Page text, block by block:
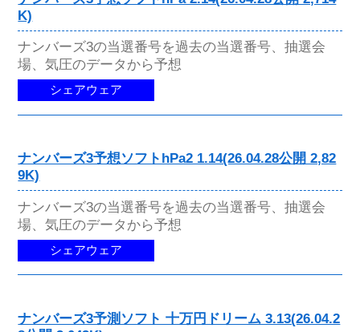
K)
ナンバーズ3の当選番号を過去の当選番号、抽選会
場、気圧のデータから予想
シェアウェア
ナンバーズ3予想ソフトhPa2 1.14(26.04.28公開 2,82
9K)
ナンバーズ3の当選番号を過去の当選番号、抽選会
場、気圧のデータから予想
シェアウェア
ナンバーズ3予測ソフト 十万円ドリーム 3.13(26.04.2